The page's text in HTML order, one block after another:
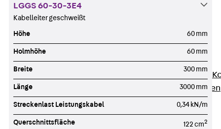
Services
Montage
Beratung, Planung,
Individuelle Lösungen
Referenzen
LGGS 60-30-3E4
Kabelleiter geschweißt
Höhe 60 mm
Holmhöhe 60 mm
Breite 300 mm
Länge 3000 mm
Streckenlast Leistungskabel 0,34 kN/m
Querschnittsfläche 122 cm2